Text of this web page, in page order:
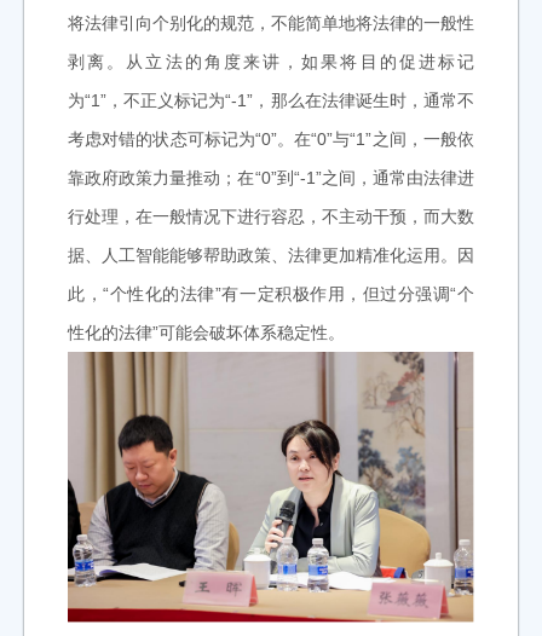
将法律引向个别化的规范，不能简单地将法律的一般性
剥离。从立法的角度来讲，如果将目的促进标记
为“1”，不正义标记为“-1”，那么在法律诞生时，通常不
考虑对错的状态可标记为“0”。在“0”与“1”之间，一般依
靠政府政策力量推动；在“0”到“-1”之间，通常由法律进
行处理，在一般情况下进行容忍，不主动干预，而大数
据、人工智能能够帮助政策、法律更加精准化运用。因
此，“个性化的法律”有一定积极作用，但过分强调“个
性化的法律”可能会破坏体系稳定性。